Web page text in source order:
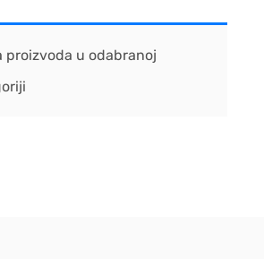
proizvoda u odabranoj